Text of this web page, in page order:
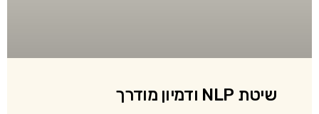
שיטת NLP ודמיון מודרך